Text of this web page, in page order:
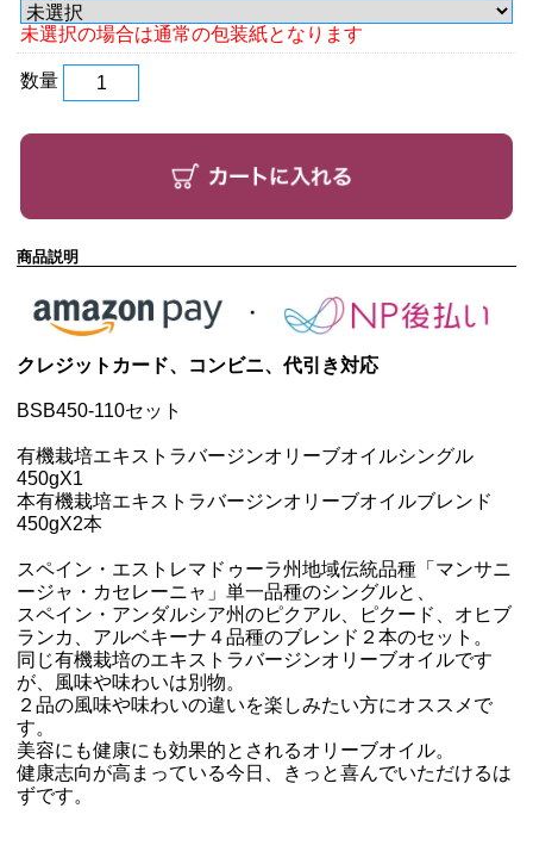
未選択の場合は通常の包装紙となります
数量
商品説明
クレジットカード、コンビニ、代引き対応
BSB450-110セット
有機栽培エキストラバージンオリーブオイルシングル
450gX1
本有機栽培エキストラバージンオリーブオイルブレンド
450gX2本
スペイン・エストレマドゥーラ州地域伝統品種「マンサニ
ージャ・カセレーニャ」単一品種のシングルと、
スペイン・アンダルシア州のピクアル、ピクード、オヒブ
ランカ、アルベキーナ４品種のブレンド２本のセット。
同じ有機栽培のエキストラバージンオリーブオイルです
が、風味や味わいは別物。
２品の風味や味わいの違いを楽しみたい方にオススメで
す。
美容にも健康にも効果的とされるオリーブオイル。
健康志向が高まっている今日、きっと喜んでいただけるは
ずです。